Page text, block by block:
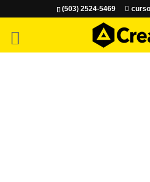
(503) 2524-5469